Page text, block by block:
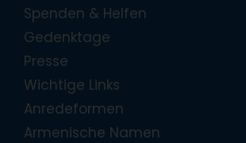
Spenden & Helfen
Gedenktage
Presse
Wichtige Links
Anredeformen
Armenische Namen